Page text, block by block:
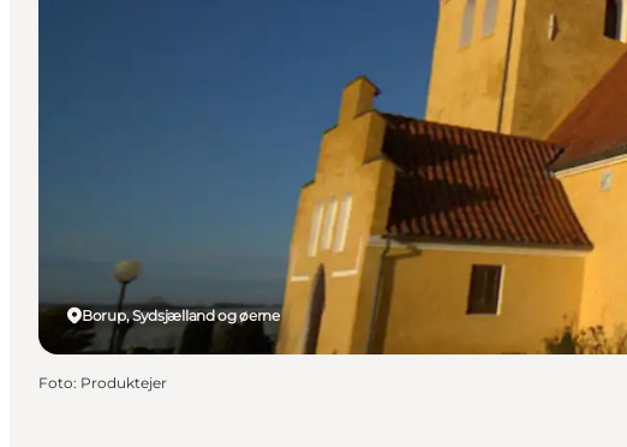
Borup, Sydsjælland og øerne
Foto: Produktejer